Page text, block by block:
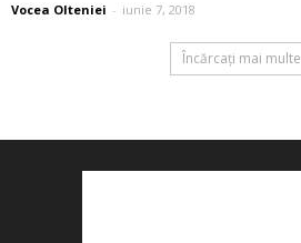
Vocea Olteniei - iunie 7, 2018
Încărcați mai multe